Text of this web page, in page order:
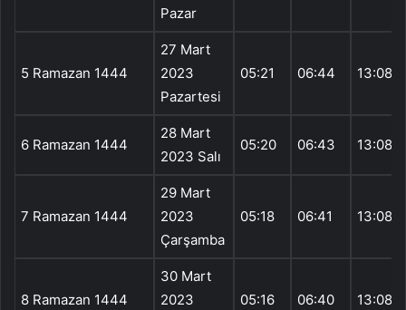
Pazar
5 Ramazan 1444
27 Mart
2023
Pazartesi
05:21 06:44 13:08
6 Ramazan 1444
28 Mart
2023 Salı
05:20 06:43 13:08
7 Ramazan 1444
29 Mart
2023
Çarşamba
05:18 06:41 13:08
8 Ramazan 1444
30 Mart
2023
05:16 06:40 13:08